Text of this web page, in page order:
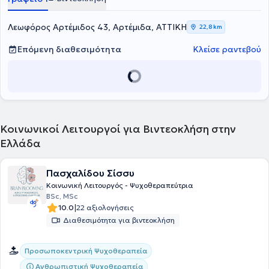
ελληνικά και διεθνή συνέδρια και έχουν δημοσιευθεί σε ελληνικά
και αγγλόφωνα επιστημονικά περιοδικά, συμπεριλαμβανομένων
συνεδρίων της
Εταιρείας Παθολόγων Ογκολόγων Ελλάδοςκαθώς
και διεθνών οργανισμών όπως η
European Association for Palliative
Care , ηMASCC/ISOOκαι ηInternational Psycho-Oncology Society.
Λεωφόρος Αρτέμιδος 43, Αρτέμιδα, ΑΤΤΙΚΗ 22,8 km
Επόμενη διαθεσιμότητα Κλείσε ραντεβού
Κοινωνικοί Λειτουργοί για Βιντεοκλήση στην
Ελλάδα
Πασχαλίδου Σίσσυ
Κοινωνική Λειτουργός - Ψυχοθεραπεύτρια
BSc, MSc
10.0|22 αξιολογήσεις
Διαθεσιμότητα για βιντεοκλήση
Προσωποκεντρική Ψυχοθεραπεία
Ανθρωπιστική Ψυχοθεραπεία